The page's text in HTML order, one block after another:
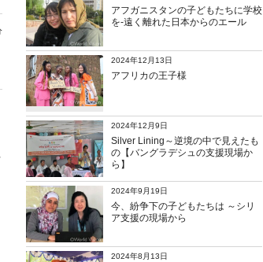
アフガニスタンの子どもたちに学校
を‐遠く離れた日本からのエール
2024年12月13日
アフリカの王子様
2024年12月9日
Silver Lining～逆境の中で見えたも
の【バングラデシュの支援現場か
ら】
2024年9月19日
今、紛争下の子どもたちは ～シリ
ア支援の現場から
2024年8月13日